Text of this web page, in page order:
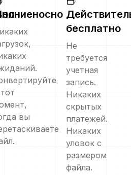
вы
бесплатно
Не
требуется
учетная
запись.
Никаких
скрытых
платежей.
Никаких
уловок с
размером
файла.